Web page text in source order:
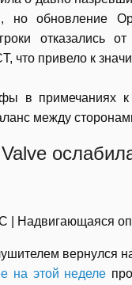
но обновление
отказались
что привело к
в примечаниях к
между
| Надвигающаяся
вернулся
на этой неделе